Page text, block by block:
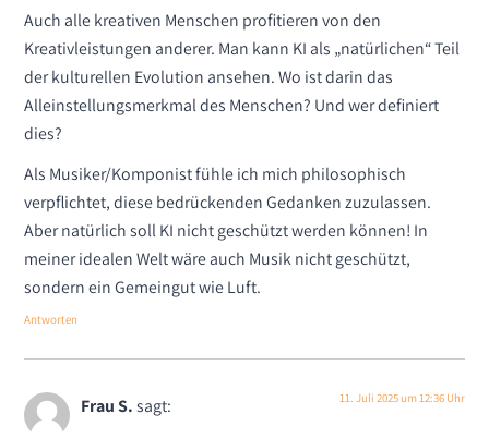
Auch alle kreativen Menschen profitieren von den
Kreativleistungen anderer. Man kann KI als „natürlichen“ Teil
der kulturellen Evolution ansehen. Wo ist darin das
Alleinstellungsmerkmal des Menschen? Und wer definiert
dies?
Als Musiker/Komponist fühle ich mich philosophisch
verpflichtet, diese bedrückenden Gedanken zuzulassen.
Aber natürlich soll KI nicht geschützt werden können! In
meiner idealen Welt wäre auch Musik nicht geschützt,
sondern ein Gemeingut wie Luft.
Antworten
Frau S. sagt: 11. Juli 2025 um 12:36 Uhr